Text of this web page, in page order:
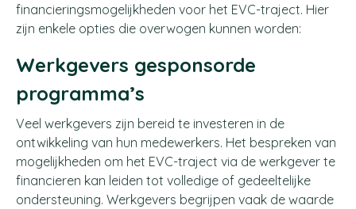
financieringsmogelijkheden voor het EVC-traject. Hier
zijn enkele opties die overwogen kunnen worden:
Werkgevers gesponsorde
programma’s
Veel werkgevers zijn bereid te investeren in de
ontwikkeling van hun medewerkers. Het bespreken van
mogelijkheden om het EVC-traject via de werkgever te
financieren kan leiden tot volledige of gedeeltelijke
ondersteuning. Werkgevers begrijpen vaak de waarde